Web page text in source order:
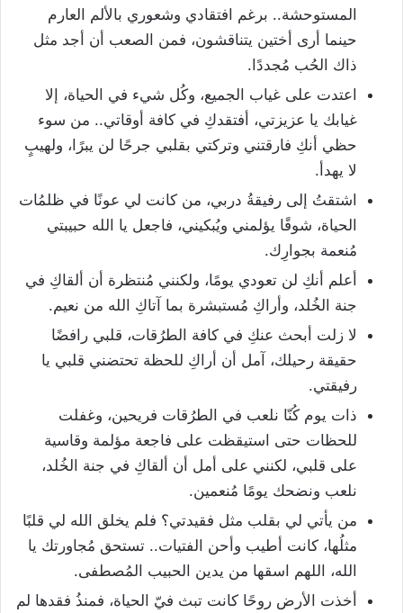
المستوحشة.. برغم افتقادي وشعوري بالألم العارم
حينما أرى أختين يتناقشون، فمن الصعب أن أجد مثل
ذاك الحُب مُجددًا.
اعتدت على غياب الجميع، وكُل شيء في الحياة، إلا
غيابك يا عزيزتي، أفتقدكِ في كافة أوقاتي.. من سوء
حظي أنكِ فارقتني وتركتي بقلبي جرحًا لن يبرًا، ولهيبٍ
لا يهدأ.
اشتقتُ إلى رفيقةُ دربي، من كانت لي عونًا في ظلمُات
الحياة، شوقًا يؤلمني ويُبكيني، فاجعل يا الله حبيبتي
مُنعمة بجوارِك.
أعلم أنكِ لن تعودي يومًا، ولكنني مُنتظرة أن ألقاكِ في
جنة الخُلد، وأراكِ مُستبشرة بما آتاكِ الله من نعيم.
لا زلت أبحث عنكِ في كافة الطرُقات، قلبي رافضًا
حقيقة رحيلك، آمل أن أراكِ للحظة تحتضني قلبي يا
رفيقتي.
ذات يوم كُنّا نلعب في الطرُقات فريحين، وغفلت
للحظات حتى استيقظت على فاجعة مؤلمة وقاسية
على قلبي، لكنني على أمل أن ألقاكِ في جنة الخُلد،
نلعب ونضحك يومًا مُنعمين.
من يأتي لي بقلب مثل فقيدتي؟ فلم يخلق الله لي قلبًا
مثلُها، كانت أطيب وأحن الفتيات.. تستحق مُجاورتك يا
الله، اللهم اسقها من يدين الحبيب المُصطفى.
أخذت الأرض روحًا كانت تبث فيّ الحياة، فمنذُ فقدها لم